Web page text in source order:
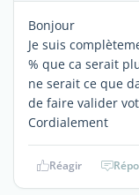
Bonjour
Je suis
% que ca serait
ne serait ce que
de faire valider
Cordialement
Réagir